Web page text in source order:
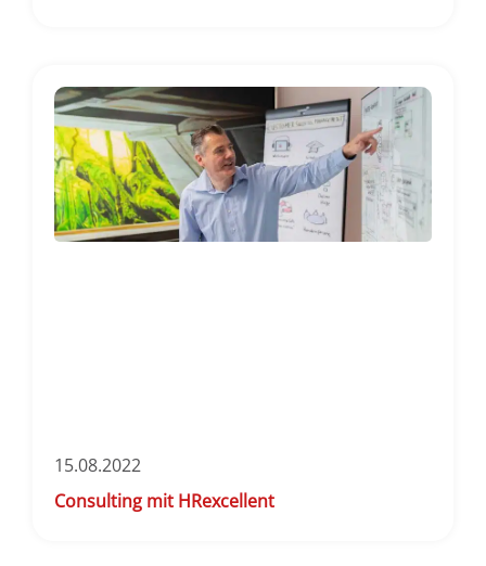
15.08.2022
Consulting mit HRexcellent